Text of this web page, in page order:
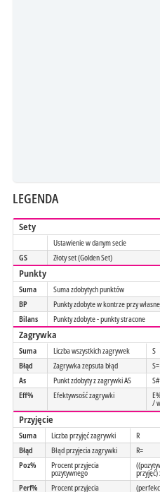
LEGENDA
Sety
Ustawienie w danym secie
GS
Złoty set (Golden Set)
Punkty
Suma
Suma zdobytych punktów
BP
Punkty zdobyte w kontrze przy
Bilans
Punkty zdobyte - punkty stracone
Zagrywka
Suma Liczba wszystkich zagrywek
S
Błąd
Zagrywka zepsuta błąd
S=
As
Punkt zdobyty z zagrywki AS
S#
Eff%
Efektywsość zagrywki
/
Przyjęcie
Suma Liczba przyjęć zagrywki
R
Błąd
Błąd przyjecia zagrywki
R=
Poz%
Procent przyjecia
pozytywnego
przyjęć)
Perf%
Procent przyjecia